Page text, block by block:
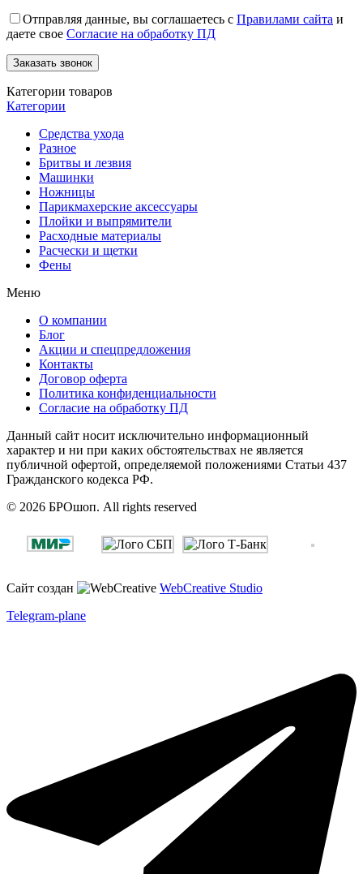
Отправляя данные, вы соглашаетесь с Правилами сайта и
даете свое Согласие на обработку ПД
Категории товаров
Категории
Средства ухода
Разное
Бритвы и лезвия
Машинки
Ножницы
Парикмахерские аксессуары
Плойки и выпрямители
Расходные материалы
Расчески и щетки
Фены
Меню
О компании
Блог
Акции и спецпредложения
Контакты
Договор оферта
Политика конфиденциальности
Согласие на обработку ПД
Данный сайт носит исключительно информационный
характер и ни при каких обстоятельствах не является
публичной офертой, определяемой положениями Статьи 437
Гражданского кодекса РФ.
© 2026 БРОшоп. All rights reserved
Сайт создан
WebCreative Studio
Telegram-plane